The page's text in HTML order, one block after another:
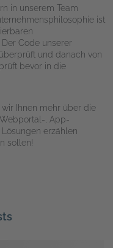
in unserem Team
ist
Code unserer
und danach von
bevor in die
Ihnen mehr über die
, App-
erzählen
sollen!